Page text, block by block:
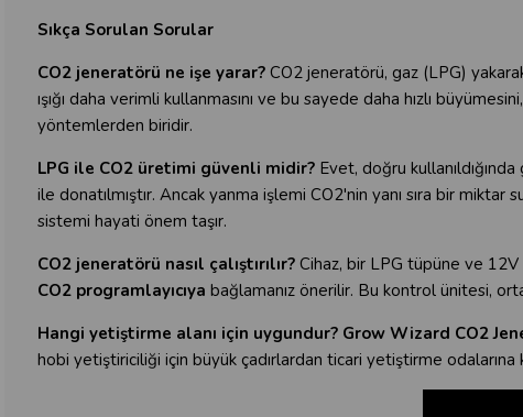
Sıkça Sorulan Sorular
CO2 jeneratörü ne işe yarar?CO2 jeneratörü, gaz (LPG)
ışığı daha verimli kullanmasını ve bu sayede daha hızlı
yöntemlerden biridir.
LPG ile CO2 üretimi güvenli midir?Evet, doğru
ile donatılmıştır. Ancak yanma işlemi CO2'nin yanı sıra bir
sistemi hayati önem taşır.
CO2 jeneratörü nasıl çalıştırılır?Cihaz, bir LPG tüpüne ve 12V
CO2 programlayıcıya bağlamanız önerilir. Bu kontrol ünitesi,
Hangi yetiştirme alanı için uygundur? Grow Wizard CO2
hobi yetiştiriciliği için büyük çadırlardan ticari yetiştirme